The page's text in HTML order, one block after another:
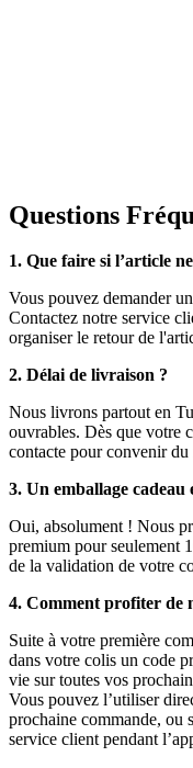
Questions
1. Que faire si l’article
Vous pouvez demander
Contactez notre service
organiser le retour de
2. Délai de livraison ?
Nous livrons partout en
ouvrables. Dès que votre
contacte pour convenir
3. Un emballage cadeau
Oui, absolument ! Nous
premium pour seulement
de la validation de votre
4. Comment profiter de
Suite à votre première
dans votre colis un code
vie sur toutes vos
Vous pouvez l’utiliser
prochaine commande, ou
service client pendant